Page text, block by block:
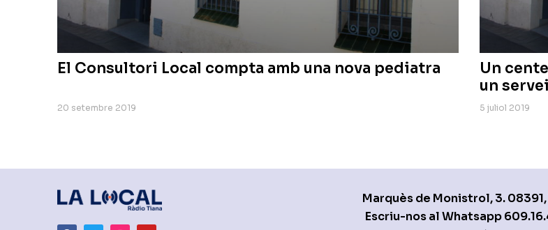
El Consultori Local compta amb una nova pediatra
20 setembre 2019
Un
un
5 juliol 2019
Marquès de Monistrol, 3. 08391,
Escriu-nos al Whatsapp